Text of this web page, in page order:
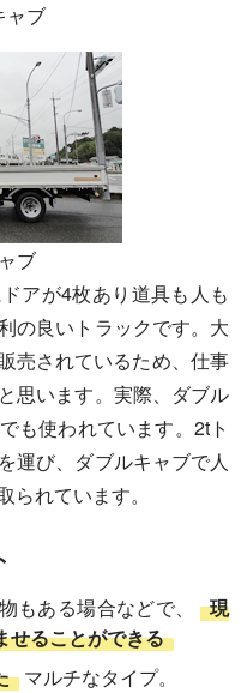
ャブ
ブ
アが4枚あり道具も人も
の良いトラックです。大
売されているため、仕事
思います。実際、ダブル
も使われています。2tト
運び、ダブルキャブで人
れています。
もある場合などで、
現
せることができる
マルチなタイプ。